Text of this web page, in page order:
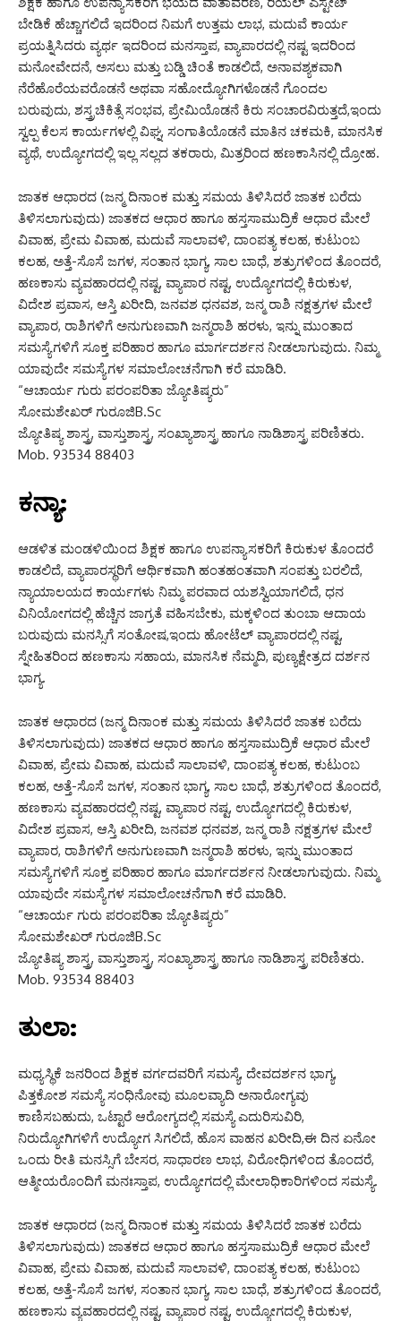
ಬೇಡಿಕೆ ಹೆಚ್ಚಾಗಲಿದೆ ಇದರಿಂದ ನಿಮಗೆ ಉತ್ತಮ ಲಾಭ, ಮದುವೆ ಕಾರ್ಯ
ಪ್ರಯತ್ನಿಸಿದರು ವ್ಯರ್ಥ ಇದರಿಂದ ಮನಸ್ತಾಪ, ವ್ಯಾಪಾರದಲ್ಲಿ ನಷ್ಟ ಇದರಿಂದ
ಮನೋವೇದನೆ, ಅಸಲು ಮತ್ತು ಬಡ್ಡಿ ಚಿಂತೆ ಕಾಡಲಿದೆ, ಅನಾವಶ್ಯಕವಾಗಿ
ನೆರೆಹೊರೆಯವರೊಡನೆ ಅಥವಾ ಸಹೋದ್ಯೋಗಿಗಳೊಡನೆ ಗೊಂದಲ
ಬರುವುದು, ಶಸ್ತ್ರಚಿಕಿತ್ಸೆ ಸಂಭವ, ಪ್ರೇಮಿಯೊಡನೆ ಕಿರು ಸಂಚಾರವಿರುತ್ತದೆ,ಇಂದು
ಸ್ವಲ್ಪ ಕೆಲಸ ಕಾರ್ಯಗಳಲ್ಲಿ ವಿಘ್ನ, ಸಂಗಾತಿಯೊಡನೆ ಮಾತಿನ ಚಕಮಕಿ, ಮಾನಸಿಕ
ವ್ಯಥೆ, ಉದ್ಯೋಗದಲ್ಲಿ ಇಲ್ಲ ಸಲ್ಲದ ತಕರಾರು, ಮಿತ್ರರಿಂದ ಹಣಕಾಸಿನಲ್ಲಿ ದ್ರೋಹ.
ಜಾತಕ ಆಧಾರದ (ಜನ್ಮ ದಿನಾಂಕ ಮತ್ತು ಸಮಯ ತಿಳಿಸಿದರೆ ಜಾತಕ ಬರೆದು
ತಿಳಿಸಲಾಗುವುದು) ಜಾತಕದ ಆಧಾರ ಹಾಗೂ ಹಸ್ತಸಾಮುದ್ರಿಕೆ ಆಧಾರ ಮೇಲೆ
ವಿವಾಹ, ಪ್ರೇಮ ವಿವಾಹ, ಮದುವೆ ಸಾಲಾವಳಿ, ದಾಂಪತ್ಯ ಕಲಹ, ಕುಟುಂಬ
ಕಲಹ, ಅತ್ತೆ-ಸೊಸೆ ಜಗಳ, ಸಂತಾನ ಭಾಗ್ಯ, ಸಾಲ ಬಾಧೆ, ಶತ್ರುಗಳಿಂದ ತೊಂದರೆ,
ಹಣಕಾಸು ವ್ಯವಹಾರದಲ್ಲಿ ನಷ್ಟ, ವ್ಯಾಪಾರ ನಷ್ಟ, ಉದ್ಯೋಗದಲ್ಲಿ ಕಿರುಕುಳ,
ವಿದೇಶ ಪ್ರವಾಸ, ಆಸ್ತಿ ಖರೀದಿ, ಜನವಶ ಧನವಶ, ಜನ್ಮ ರಾಶಿ ನಕ್ಷತ್ರಗಳ ಮೇಲೆ
ವ್ಯಾಪಾರ, ರಾಶಿಗಳಿಗೆ ಅನುಗುಣವಾಗಿ ಜನ್ಮರಾಶಿ ಹರಳು, ಇನ್ನು ಮುಂತಾದ
ಸಮಸ್ಯೆಗಳಿಗೆ ಸೂಕ್ತ ಪರಿಹಾರ ಹಾಗೂ ಮಾರ್ಗದರ್ಶನ ನೀಡಲಾಗುವುದು. ನಿಮ್ಮ
ಯಾವುದೇ ಸಮಸ್ಯೆಗಳ ಸಮಾಲೋಚನೆಗಾಗಿ ಕರೆ ಮಾಡಿರಿ.
“ಆಚಾರ್ಯ ಗುರು ಪರಂಪರಿತಾ ಜ್ಯೋತಿಷ್ಯರು”
ಸೋಮಶೇಖರ್ ಗುರೂಜಿB.Sc
ಜ್ಯೋತಿಷ್ಯ ಶಾಸ್ತ್ರ, ವಾಸ್ತುಶಾಸ್ತ್ರ, ಸಂಖ್ಯಾಶಾಸ್ತ್ರ ಹಾಗೂ ನಾಡಿಶಾಸ್ತ್ರ ಪರಿಣಿತರು.
Mob. 93534 88403
ಕನ್ಯಾ:
ಆಡಳಿತ ಮಂಡಳಿಯಿಂದ ಶಿಕ್ಷಕ ಹಾಗೂ ಉಪನ್ಯಾಸಕರಿಗೆ ಕಿರುಕುಳ ತೊಂದರೆ
ಕಾಡಲಿದೆ, ವ್ಯಾಪಾರಸ್ಥರಿಗೆ ಆರ್ಥಿಕವಾಗಿ ಹಂತಹಂತವಾಗಿ ಸಂಪತ್ತು ಬರಲಿದೆ,
ನ್ಯಾಯಾಲಯದ ಕಾರ್ಯಗಳು ನಿಮ್ಮ ಪರವಾದ ಯಶಸ್ವಿಯಾಗಲಿದೆ, ಧನ
ವಿನಿಯೋಗದಲ್ಲಿ ಹೆಚ್ಚಿನ ಜಾಗ್ರತೆ ವಹಿಸಬೇಕು, ಮಕ್ಕಳಿಂದ ತುಂಬಾ ಆದಾಯ
ಬರುವುದು ಮನಸ್ಸಿಗೆ ಸಂತೋಷ,ಇಂದು ಹೋಟೆಲ್ ವ್ಯಾಪಾರದಲ್ಲಿ ನಷ್ಟ,
ಸ್ನೇಹಿತರಿಂದ ಹಣಕಾಸು ಸಹಾಯ, ಮಾನಸಿಕ ನೆಮ್ಮದಿ, ಪುಣ್ಯಕ್ಷೇತ್ರದ ದರ್ಶನ
ಭಾಗ್ಯ.
ಜಾತಕ ಆಧಾರದ (ಜನ್ಮ ದಿನಾಂಕ ಮತ್ತು ಸಮಯ ತಿಳಿಸಿದರೆ ಜಾತಕ ಬರೆದು
ತಿಳಿಸಲಾಗುವುದು) ಜಾತಕದ ಆಧಾರ ಹಾಗೂ ಹಸ್ತಸಾಮುದ್ರಿಕೆ ಆಧಾರ ಮೇಲೆ
ವಿವಾಹ, ಪ್ರೇಮ ವಿವಾಹ, ಮದುವೆ ಸಾಲಾವಳಿ, ದಾಂಪತ್ಯ ಕಲಹ, ಕುಟುಂಬ
ಕಲಹ, ಅತ್ತೆ-ಸೊಸೆ ಜಗಳ, ಸಂತಾನ ಭಾಗ್ಯ, ಸಾಲ ಬಾಧೆ, ಶತ್ರುಗಳಿಂದ ತೊಂದರೆ,
ಹಣಕಾಸು ವ್ಯವಹಾರದಲ್ಲಿ ನಷ್ಟ, ವ್ಯಾಪಾರ ನಷ್ಟ, ಉದ್ಯೋಗದಲ್ಲಿ ಕಿರುಕುಳ,
ವಿದೇಶ ಪ್ರವಾಸ, ಆಸ್ತಿ ಖರೀದಿ, ಜನವಶ ಧನವಶ, ಜನ್ಮ ರಾಶಿ ನಕ್ಷತ್ರಗಳ ಮೇಲೆ
ವ್ಯಾಪಾರ, ರಾಶಿಗಳಿಗೆ ಅನುಗುಣವಾಗಿ ಜನ್ಮರಾಶಿ ಹರಳು, ಇನ್ನು ಮುಂತಾದ
ಸಮಸ್ಯೆಗಳಿಗೆ ಸೂಕ್ತ ಪರಿಹಾರ ಹಾಗೂ ಮಾರ್ಗದರ್ಶನ ನೀಡಲಾಗುವುದು. ನಿಮ್ಮ
ಯಾವುದೇ ಸಮಸ್ಯೆಗಳ ಸಮಾಲೋಚನೆಗಾಗಿ ಕರೆ ಮಾಡಿರಿ.
“ಆಚಾರ್ಯ ಗುರು ಪರಂಪರಿತಾ ಜ್ಯೋತಿಷ್ಯರು”
ಸೋಮಶೇಖರ್ ಗುರೂಜಿB.Sc
ಜ್ಯೋತಿಷ್ಯ ಶಾಸ್ತ್ರ, ವಾಸ್ತುಶಾಸ್ತ್ರ, ಸಂಖ್ಯಾಶಾಸ್ತ್ರ ಹಾಗೂ ನಾಡಿಶಾಸ್ತ್ರ ಪರಿಣಿತರು.
Mob. 93534 88403
ತುಲಾ:
ಮಧ್ಯಸ್ಥಿಕೆ ಜನರಿಂದ ಶಿಕ್ಷಕ ವರ್ಗದವರಿಗೆ ಸಮಸ್ಯೆ, ದೇವದರ್ಶನ ಭಾಗ್ಯ,
ಪಿತ್ತಕೋಶ ಸಮಸ್ಯೆ ಸಂಧಿನೋವು ಮೂಲವ್ಯಾದಿ ಅನಾರೋಗ್ಯವು
ಕಾಣಿಸಬಹುದು, ಒಟ್ಟಾರೆ ಆರೋಗ್ಯದಲ್ಲಿ ಸಮಸ್ಯೆ ಎದುರಿಸುವಿರಿ,
ನಿರುದ್ಯೋಗಿಗಳಿಗೆ ಉದ್ಯೋಗ ಸಿಗಲಿದೆ, ಹೊಸ ವಾಹನ ಖರೀದಿ,ಈ ದಿನ ಏನೋ
ಒಂದು ರೀತಿ ಮನಸ್ಸಿಗೆ ಬೇಸರ, ಸಾಧಾರಣ ಲಾಭ, ವಿರೋಧಿಗಳಿಂದ ತೊಂದರೆ,
ಆತ್ಮೀಯರೊಂದಿಗೆ ಮನಃಸ್ತಾಪ, ಉದ್ಯೋಗದಲ್ಲಿ ಮೇಲಾಧಿಕಾರಿಗಳಿಂದ ಸಮಸ್ಯೆ.
ಜಾತಕ ಆಧಾರದ (ಜನ್ಮ ದಿನಾಂಕ ಮತ್ತು ಸಮಯ ತಿಳಿಸಿದರೆ ಜಾತಕ ಬರೆದು
ತಿಳಿಸಲಾಗುವುದು) ಜಾತಕದ ಆಧಾರ ಹಾಗೂ ಹಸ್ತಸಾಮುದ್ರಿಕೆ ಆಧಾರ ಮೇಲೆ
ವಿವಾಹ, ಪ್ರೇಮ ವಿವಾಹ, ಮದುವೆ ಸಾಲಾವಳಿ, ದಾಂಪತ್ಯ ಕಲಹ, ಕುಟುಂಬ
ಕಲಹ, ಅತ್ತೆ-ಸೊಸೆ ಜಗಳ, ಸಂತಾನ ಭಾಗ್ಯ, ಸಾಲ ಬಾಧೆ, ಶತ್ರುಗಳಿಂದ ತೊಂದರೆ,
ಹಣಕಾಸು ವ್ಯವಹಾರದಲ್ಲಿ ನಷ್ಟ, ವ್ಯಾಪಾರ ನಷ್ಟ, ಉದ್ಯೋಗದಲ್ಲಿ ಕಿರುಕುಳ,